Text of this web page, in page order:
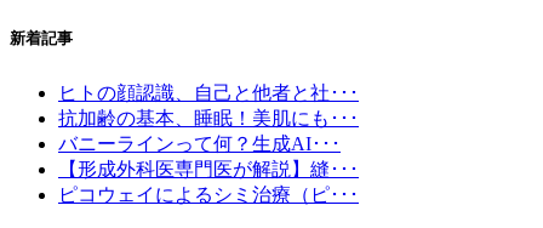
新着記事
ヒトの顔認識、自己と他者と社･･･
抗加齢の基本、睡眠！美肌にも･･･
バニーラインって何？生成AI･･･
【形成外科医専門医が解説】縫･･･
ピコウェイによるシミ治療（ピ･･･